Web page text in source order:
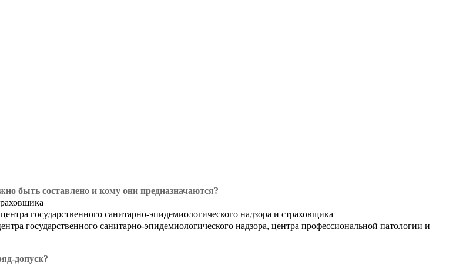
быть составлено и кому они предназначаются?
государственного санитарно-эпидемиологического надзора и страховщика
государственного санитарно-эпидемиологического надзора, центра профессиональной патологии и
допуск?